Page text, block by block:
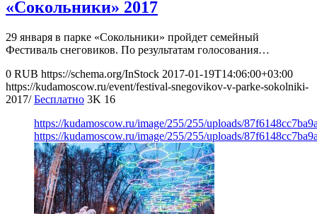
«Сокольники» 2017
29 января в парке «Сокольники» пройдет семейный
Фестиваль снеговиков. По результатам голосования…
0 RUB https://schema.org/InStock 2017-01-19T14:06:00+03:00
https://kudamoscow.ru/event/festival-snegovikov-v-parke-sokolniki-
2017/ Бесплатно 3K 16
https://kudamoscow.ru/image/255/255/uploads/
https://kudamoscow.ru/image/255/255/uploads/